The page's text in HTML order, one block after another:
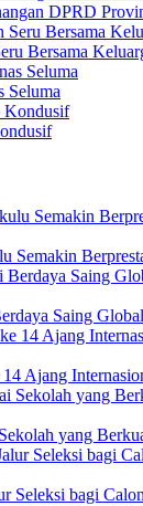
DPRD
Bersama
Seluma
Semakin
Saing Global
Ajang
yang
Seleksi bagi